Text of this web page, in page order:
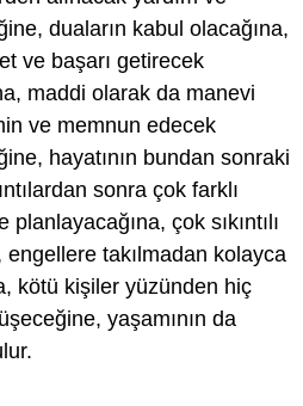
duaların kabul olacağına,
ve başarı getirecek
maddi olarak da manevi
ve memnun edecek
hayatının bundan sonraki
sonra çok farklı
çok sıkıntılı
takılmadan kolayca
kötü kişiler yüzünden hiç
yaşamının da